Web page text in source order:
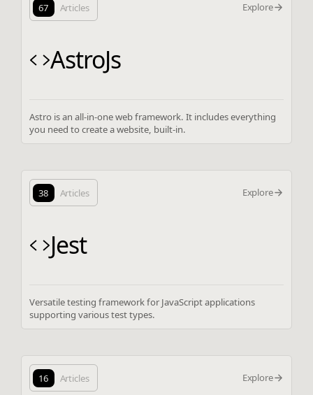
67 Articles Explore
AstroJs
Astro is an all-in-one web framework. It includes everything
you need to create a website, built-in.
38 Articles Explore
Jest
Versatile testing framework for JavaScript applications
supporting various test types.
16 Articles Explore